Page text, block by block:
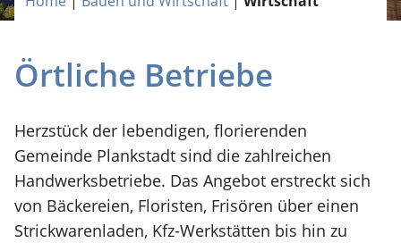
Örtliche Betriebe
Herzstück der lebendigen, florierenden
Gemeinde Plankstadt sind die zahlreichen
Handwerksbetriebe. Das Angebot erstreckt sich
von Bäckereien, Floristen, Frisören über einen
Strickwarenladen, Kfz-Werkstätten bis hin zu